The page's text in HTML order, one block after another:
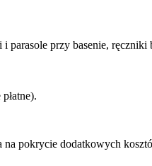
przy basenie,
na pokrycie dodatkowych